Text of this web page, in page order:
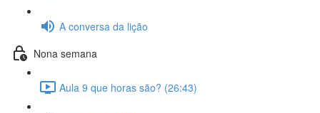
A conversa da lição
Nona semana
Aula 9 que horas são? (26:43)